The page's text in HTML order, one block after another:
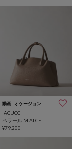
動画 オケージョン
IACUCCI
ベラール M ALCE
¥79,200